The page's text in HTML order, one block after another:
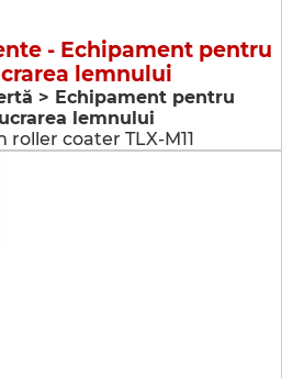
- Echipament pentru
lemnului
> Echipament pentru
lemnului
roller coater TLX-M11